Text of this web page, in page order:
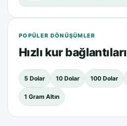
POPÜLER DÖNÜŞÜMLER
Hızlı kur bağlantıları
5 Dolar 10 Dolar 100 Dolar
1 Gram Altın